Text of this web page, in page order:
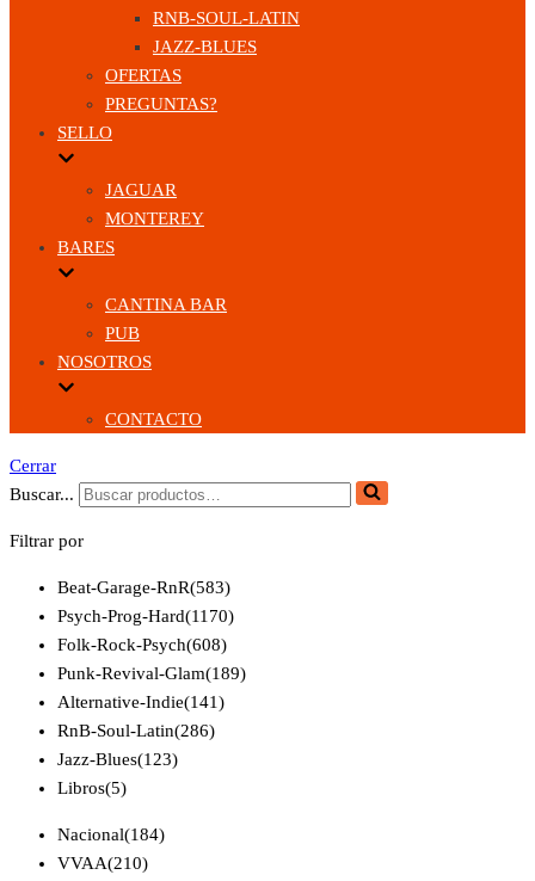
RNB-SOUL-LATIN
JAZZ-BLUES
OFERTAS
PREGUNTAS?
SELLO
JAGUAR
MONTEREY
BARES
CANTINA BAR
PUB
NOSOTROS
CONTACTO
Cerrar
Buscar...
Filtrar por
Beat-Garage-RnR(583)
Psych-Prog-Hard(1170)
Folk-Rock-Psych(608)
Punk-Revival-Glam(189)
Alternative-Indie(141)
RnB-Soul-Latin(286)
Jazz-Blues(123)
Libros(5)
Nacional(184)
VVAA(210)